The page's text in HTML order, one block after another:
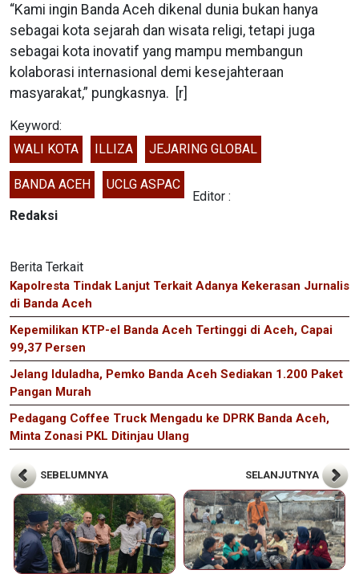
“Kami ingin Banda Aceh dikenal dunia bukan hanya
sebagai kota sejarah dan wisata religi, tetapi juga
sebagai kota inovatif yang mampu membangun
kolaborasi internasional demi kesejahteraan
masyarakat,” pungkasnya. [r]
Keyword:
WALI KOTA
ILLIZA JEJARING GLOBAL
BANDA ACEH UCLG ASPAC
Editor :
Redaksi
Berita Terkait
Kapolresta Tindak Lanjut Terkait Adanya Kekerasan Jurnalis
di Banda Aceh
Kepemilikan KTP-el Banda Aceh Tertinggi di Aceh, Capai
99,37 Persen
Jelang Iduladha, Pemko Banda Aceh Sediakan 1.200 Paket
Pangan Murah
Pedagang Coffee Truck Mengadu ke DPRK Banda Aceh,
Minta Zonasi PKL Ditinjau Ulang
SEBELUMNYA SELANJUTNYA